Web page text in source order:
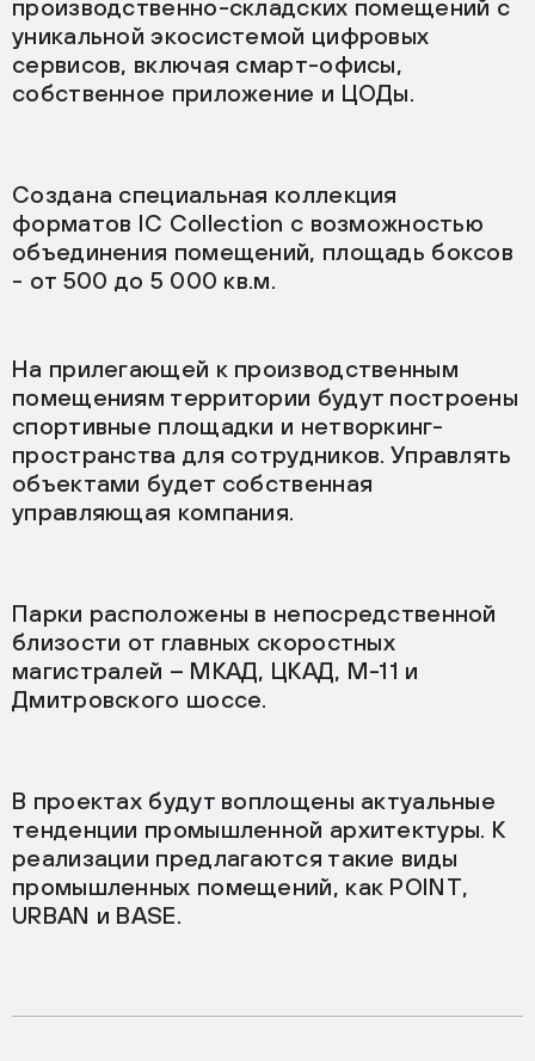
производственно-складских помещений с
уникальной экосистемой цифровых
сервисов, включая смарт-офисы,
собственное приложение и ЦОДы.
Создана специальная коллекция
форматов IC Collection c возможностью
объединения помещений, площадь боксов
- от 500 до 5 000 кв.м.
На прилегающей к производственным
помещениям территории будут построены
спортивные площадки и нетворкинг-
пространства для сотрудников. Управлять
объектами будет собственная
управляющая компания.
Парки расположены в непосредственной
близости от главных скоростных
магистралей – МКАД, ЦКАД, М-11 и
Дмитровского шоссе.
В проектах будут воплощены актуальные
тенденции промышленной архитектуры. К
реализации предлагаются такие виды
промышленных помещений, как POINT,
URBAN и BASE.